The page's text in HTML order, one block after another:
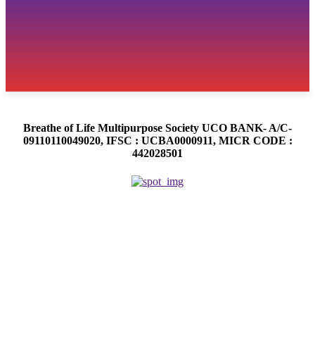
Breathe of Life Multipurpose Society UCO BANK- A/C-
09110110049020, IFSC : UCBA0000911, MICR CODE :
442028501